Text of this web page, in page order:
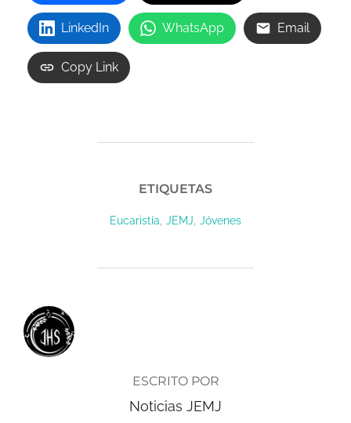
LinkedIn WhatsApp Email
Copy Link
ETIQUETAS
Eucaristía, JEMJ, Jóvenes
ESCRITO POR
Noticias JEMJ